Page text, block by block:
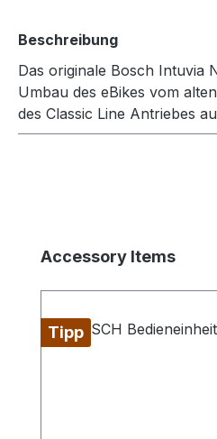
Beschreibung
Das originale Bosch Intuvia
Umbau des eBikes vom
des Classic Line Antriebes
Produktgalerie
Accessory Items
Tipp